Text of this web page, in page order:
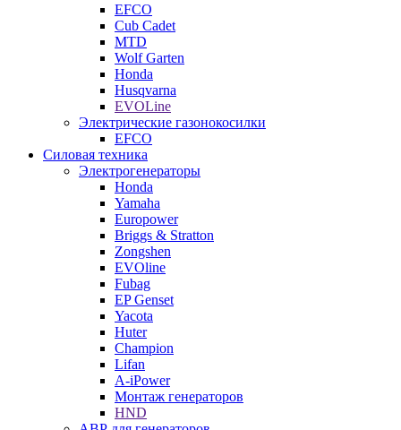
EFCO
Cub Cadet
MTD
Wolf Garten
Honda
Husqvarna
EVOLine
Электрические газонокосилки
EFCO
Силовая техника
Электрогенераторы
Honda
Yamaha
Europower
Briggs & Stratton
Zongshen
EVOline
Fubag
EP Genset
Yacota
Huter
Champion
Lifan
A-iPower
Монтаж генераторов
HND